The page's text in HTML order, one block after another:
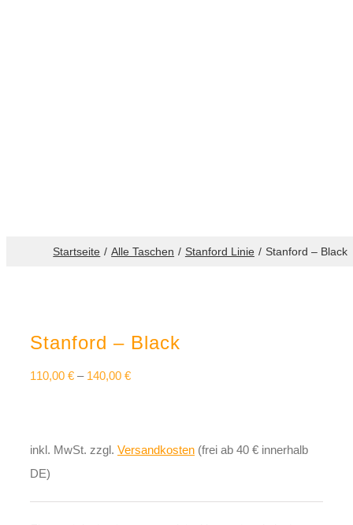
Startseite Alle Taschen Stanford Linie Stanford – Black
Stanford – Black
110,00 € – 140,00 €
inkl. MwSt. zzgl. Versandkosten (frei ab 40 € innerhalb
DE)